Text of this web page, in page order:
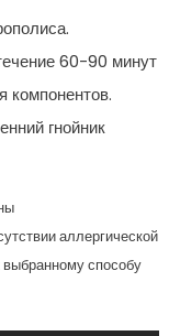
60-90 минут
компонентов.
гнойник
аллергической
выбранному способу